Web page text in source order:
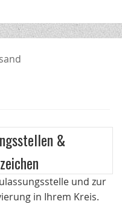
&
und zur
in Ihrem Kreis.